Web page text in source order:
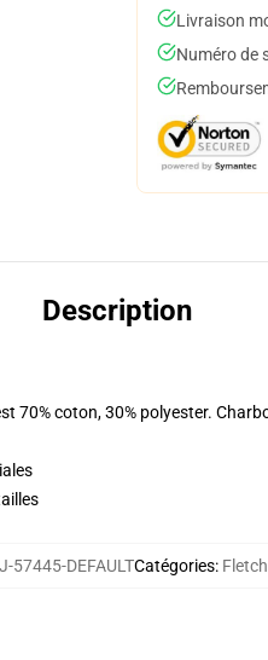
Livraison
Numéro de
Description
70% coton, 30% polyester.
57445-DEFAULTCatégories: